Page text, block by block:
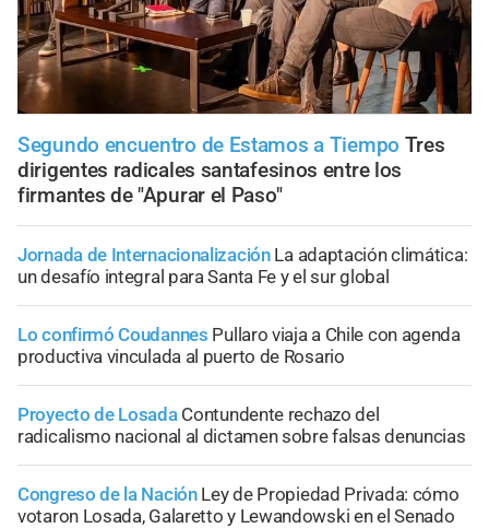
Segundo encuentro de Estamos a Tiempo Tres
dirigentes radicales santafesinos entre los
firmantes de "Apurar el Paso"
Jornada de Internacionalización La adaptación climática:
un desafío integral para Santa Fe y el sur global
Lo confirmó Coudannes Pullaro viaja a Chile con agenda
productiva vinculada al puerto de Rosario
Proyecto de Losada Contundente rechazo del
radicalismo nacional al dictamen sobre falsas denuncias
Congreso de la Nación Ley de Propiedad Privada: cómo
votaron Losada, Galaretto y Lewandowski en el Senado